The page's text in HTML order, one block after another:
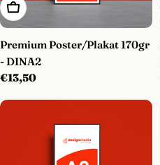
In Den Warenkorb
Premium Poster/Plakat 170gr
- DINA2
Regulärer
€13,50